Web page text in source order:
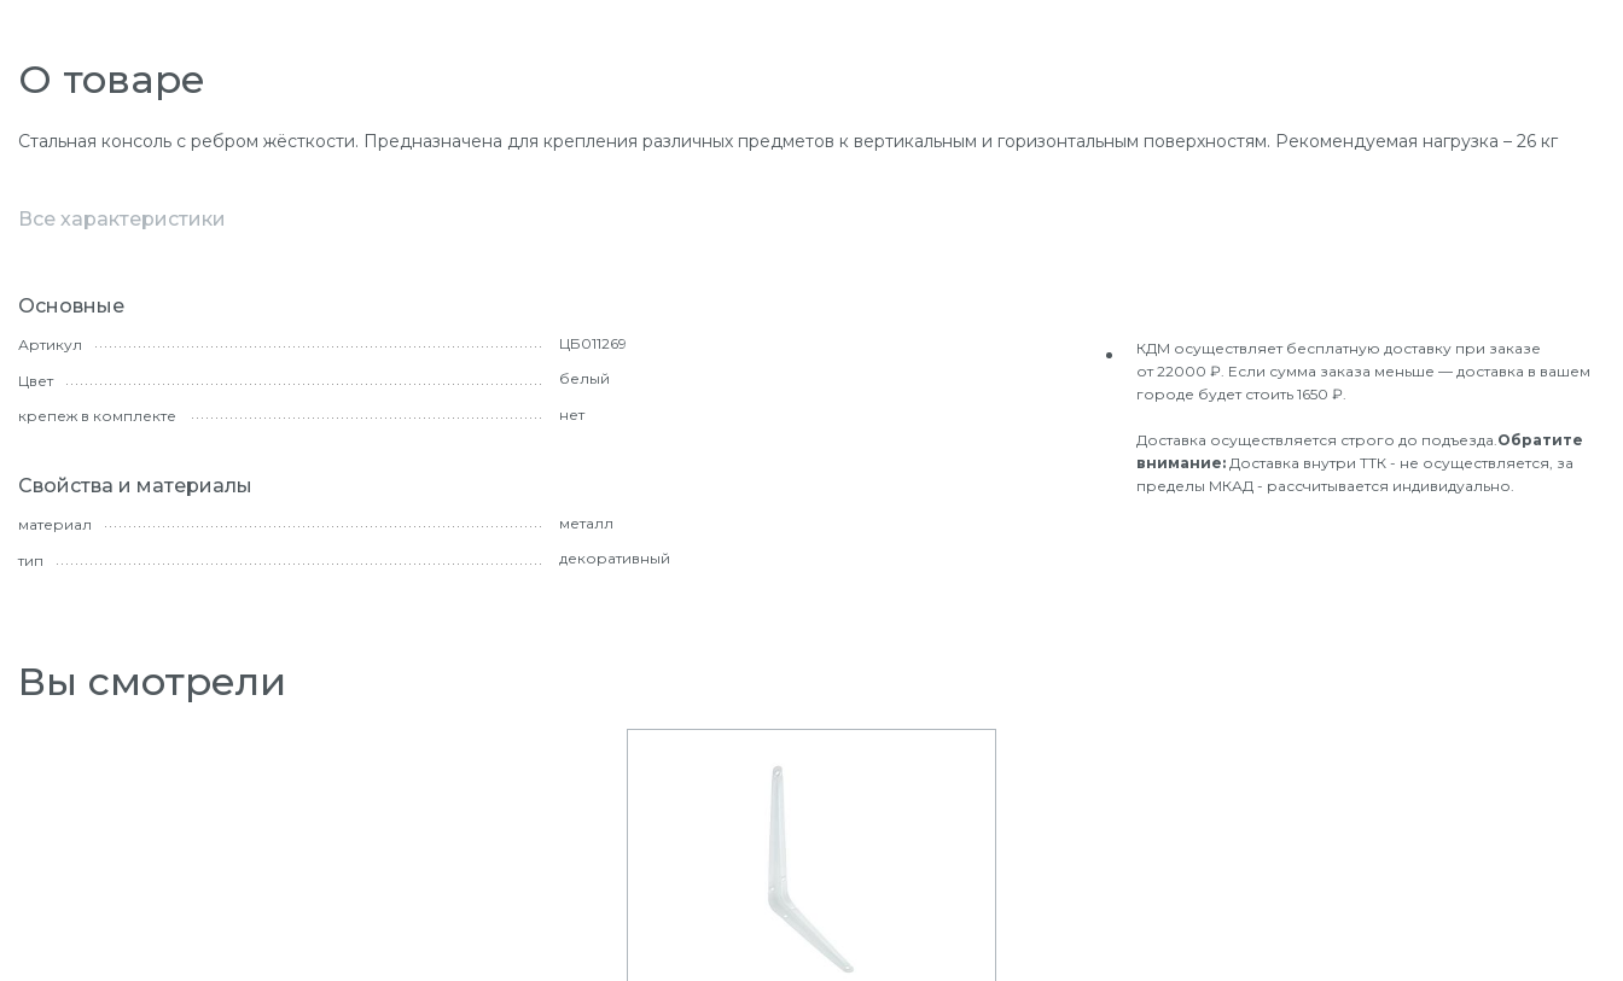
О товаре
Стальная консоль с ребром жёсткости. Предназначена для крепления различных предметов к вертикальным и горизонтальным поверхностям. Рекомендуемая нагрузка – 26 кг
Все характеристики
Основные
Артикул ЦБ011269
Цвет белый
крепеж в комплекте нет
Свойства и материалы
материал металл
тип декоративный
КДМ осуществляет бесплатную доставку при заказе
от 22000 ₽. Если сумма заказа меньше — доставка в вашем
городе будет стоить 1650 ₽.
Доставка осуществляется строго до подъезда.Обратите
внимание: Доставка внутри ТТК - не осуществляется, за
пределы МКАД - рассчитывается индивидуально.
Вы смотрели